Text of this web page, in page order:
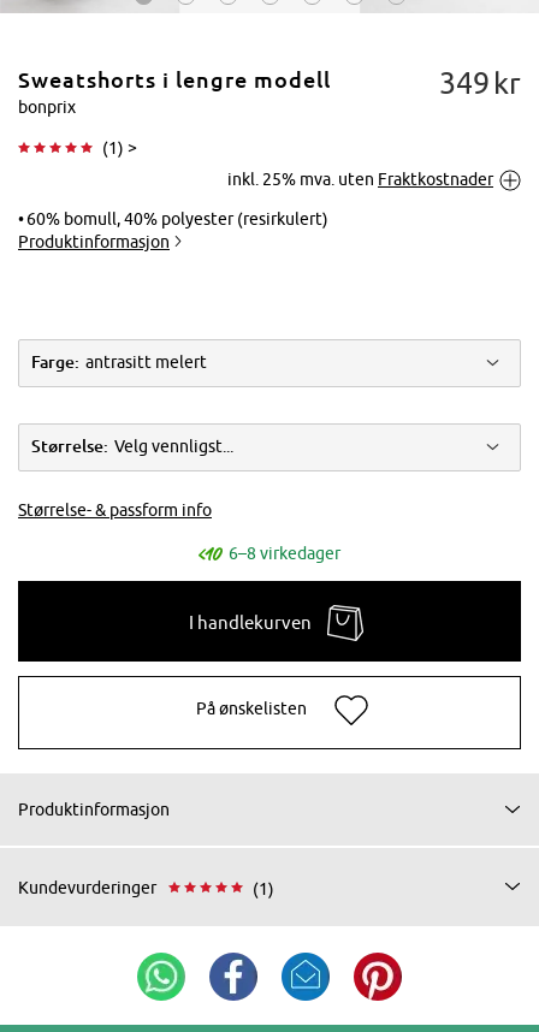
Trykk for å
Sweatshorts i lengre modell
bonprix
(1) >
349 kr
inkl. 25% mva. uten Fraktkostnader
60% bomull, 40% polyester (resirkulert)
Produktinformasjon
Farge: antrasitt melert
Størrelse: Velg vennligst...
Størrelse- & passform info
6–8 virkedager
I handlekurven
På ønskelisten
Produktinformasjon
Kundevurderinger (1)